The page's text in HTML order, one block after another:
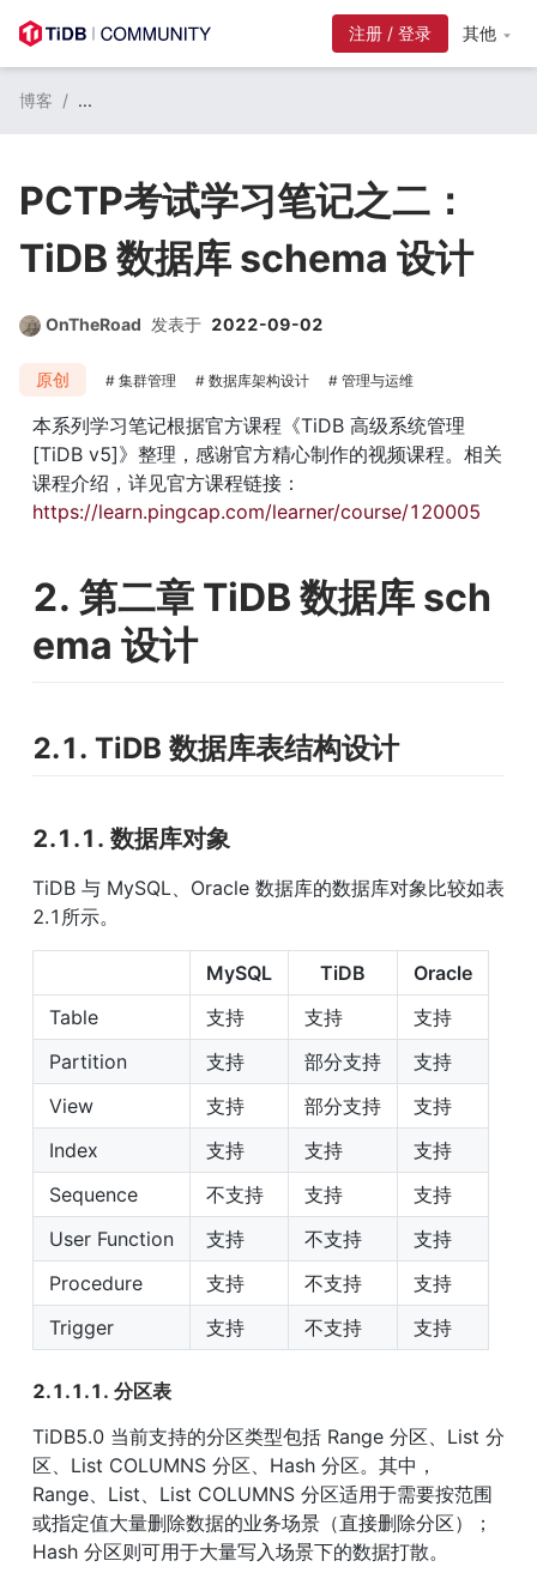
注册 / 登录 其他
博客 / ...
PCTP考试学习笔记之二：
TiDB 数据库 schema 设计
OnTheRoad 发表于 2022-09-02
原创 集群管理 数据库架构设计 管理与运维
本系列学习笔记根据官方课程《TiDB 高级系统管理
[TiDB v5]》整理，感谢官方精心制作的视频课程。相关
课程介绍，详见官方课程链接：
https://learn.pingcap.com/learner/course/120005
2. 第二章 TiDB 数据库 sch
ema 设计
2.1. TiDB 数据库表结构设计
2.1.1. 数据库对象
TiDB 与 MySQL、Oracle 数据库的数据库对象比较如表
2.1所示。
MySQL TiDB
Oracle
Table
支持 支持
支持
Partition
支持 部分支持
支持
View
支持 部分支持
支持
Index
支持 支持
支持
Sequence
不支持 支持
支持
User Function
支持 不支持
支持
Procedure
支持 不支持
支持
Trigger
支持 不支持 支持
2.1.1.1. 分区表
TiDB5.0 当前支持的分区类型包括 Range 分区、List 分
区、List COLUMNS 分区、Hash 分区。其中，
Range、List、List COLUMNS 分区适用于需要按范围
或指定值大量删除数据的业务场景（直接删除分区）；
Hash 分区则可用于大量写入场景下的数据打散。